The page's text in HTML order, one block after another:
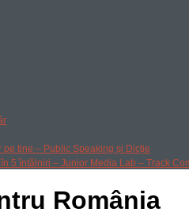
pe tine – Public Speaking și Dicție
5 întâlniri – Junior Media Lab – Track
România